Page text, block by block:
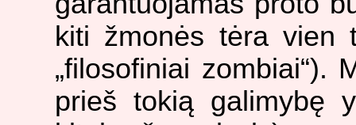
kiti žmonės tėra vien
„filosofiniai zombiai“).
prieš tokią galimybę